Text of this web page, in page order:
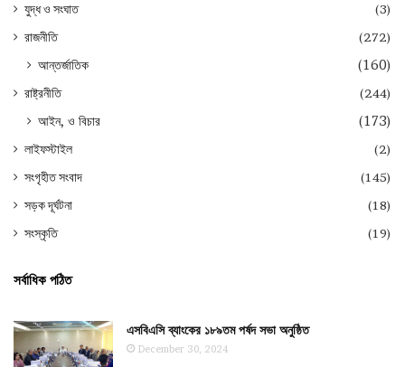
যুদ্ধ ও সংঘাত
(3)
রাজনীতি
(272)
আন্তর্জাতিক (160)
রাষ্ট্রনীতি (244)
আইন, ও বিচার (173)
লাইফস্টাইল
(2)
সংগৃহীত সংবাদ
(145)
সড়ক দূর্ঘটনা
(18)
সংস্কৃতি
(19)
সর্বাধিক পঠিত
এসবিএসি ব্যাংকের ১৮৯তম পর্ষদ সভা অনুষ্ঠিত
December 30, 2024